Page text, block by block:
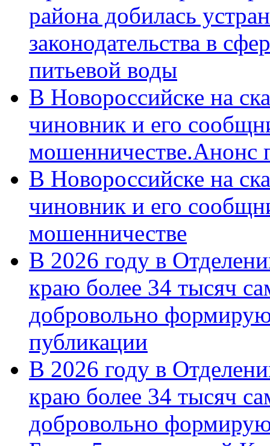
района добилась
законодательства в
питьевой воды
В Новороссийске на
чиновник и его
мошенничестве.Анонс
В Новороссийске на
чиновник и его
мошенничестве
В 2026 году в
краю более 34 тысяч
добровольно
публикации
В 2026 году в
краю более 34 тысяч
добровольно